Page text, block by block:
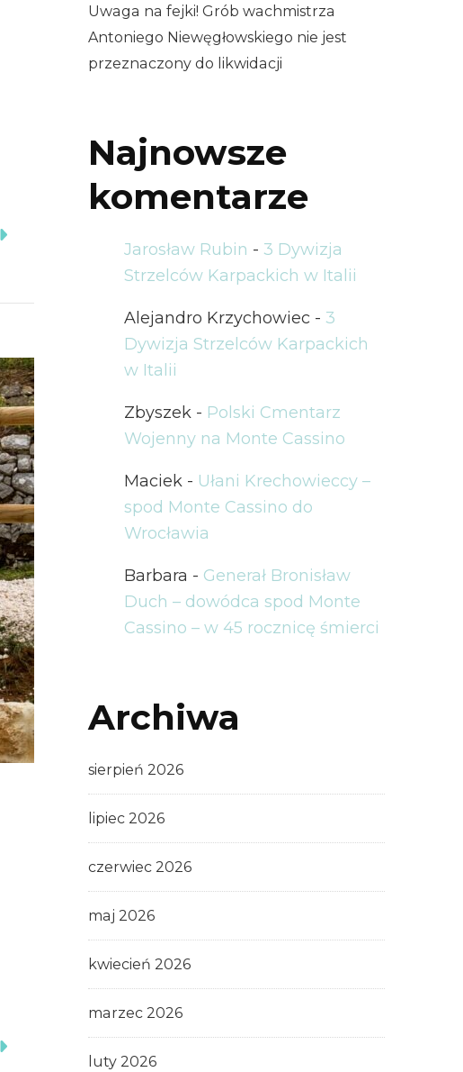
Uwaga na fejki! Grób wachmistrza
Antoniego Niewęgłowskiego nie jest
przeznaczony do likwidacji
Najnowsze
komentarze
Jarosław Rubin - 3 Dywizja
Strzelców Karpackich w Italii
Alejandro Krzychowiec - 3
Dywizja Strzelców Karpackich
w Italii
Zbyszek - Polski Cmentarz
Wojenny na Monte Cassino
Maciek - Ułani Krechowieccy –
spod Monte Cassino do
Wrocławia
Barbara - Generał Bronisław
Duch – dowódca spod Monte
Cassino – w 45 rocznicę śmierci
Archiwa
sierpień 2026
lipiec 2026
czerwiec 2026
maj 2026
kwiecień 2026
marzec 2026
luty 2026